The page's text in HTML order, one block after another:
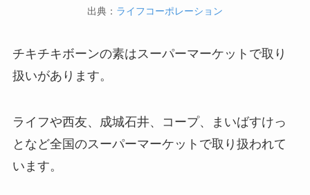
出典： ライフコーポレーション
チキチキボーンの素はスーパーマーケットで取り
扱いがあります。
ライフや西友、成城石井、コープ、まいばすけっ
となど全国のスーパーマーケットで取り扱われて
います。